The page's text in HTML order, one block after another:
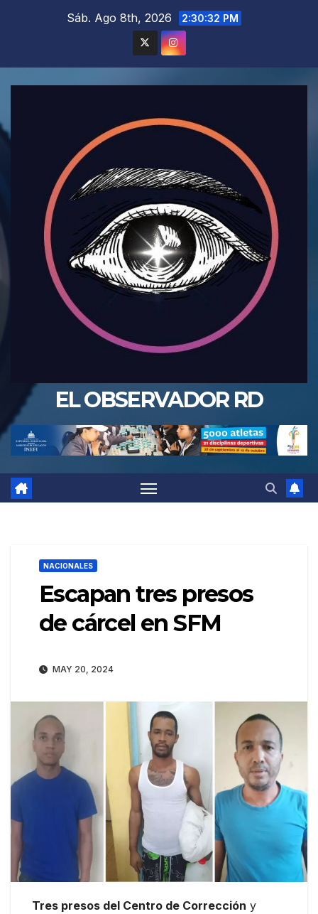
Sáb. Ago 8th, 2026 2:30:34 PM
EL OBSERVADOR RD
NACIONALES
Escapan tres presos
de cárcel en SFM
MAY 20, 2024
Tres presos del Centro de Corrección y